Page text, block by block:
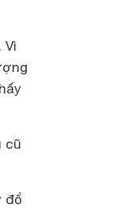
Vì
cũ
đổ